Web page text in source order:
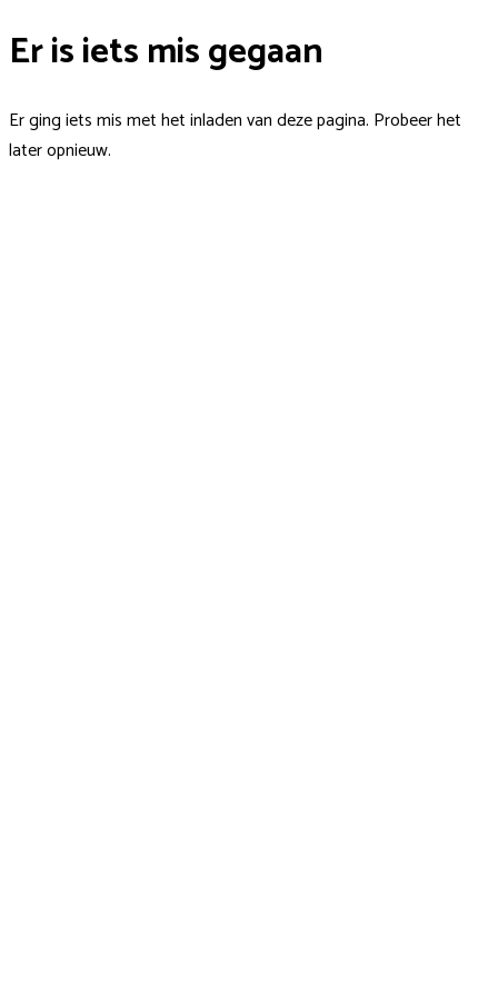
Er is iets mis gegaan
Er ging iets mis met het inladen van deze pagina. Probeer het
later opnieuw.